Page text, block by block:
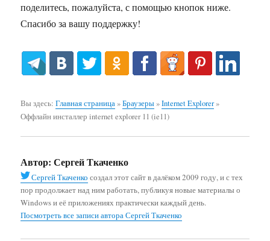
поделитесь, пожалуйста, с помощью кнопок ниже.
Спасибо за вашу поддержку!
Вы здесь:Главная страница»Браузеры»Internet Explorer»
Оффлайн инсталлер internet explorer 11 (ie11)
Автор: Сергей Ткаченко
Сергей Ткаченко создал этот сайт в далёком 2009 году, и с тех
пор продолжает над ним работать, публикуя новые материалы о
Windows и её приложениях практически каждый день.
Посмотреть все записи автора Сергей Ткаченко